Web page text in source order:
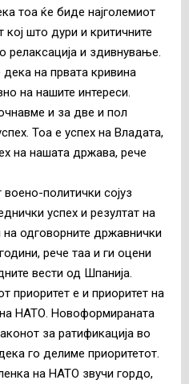
тоа ќе биде најголемиот
кој што дури и критичните
релаксација и здивнување.
на првата кривина
на нашите интереси.
и за две и пол
Тоа е успех на Владата,
на нашата држава, рече
политички сојуз
успех и резултат на
на одговорните државнички
рече таа и ги оцени
вести од Шпанија.
приоритет е и приоритет на
НАТО. Новоформираната
за ратификација во
го делиме приоритетот.
на НАТО звучи гордо,